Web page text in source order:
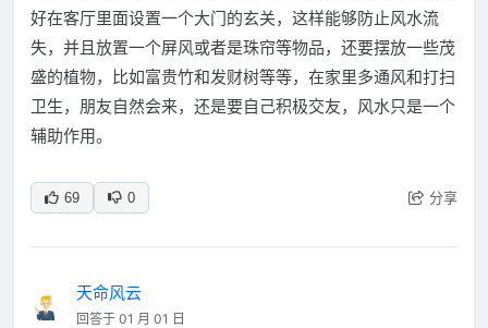
好在客厅里面设置一个大门的玄关，这样能够防止风水流
失，并且放置一个屏风或者是珠帘等物品，还要摆放一些茂
盛的植物，比如富贵竹和发财树等等，在家里多通风和打扫
卫生，朋友自然会来，还是要自己积极交友，风水只是一个
辅助作用。
69 0 分享
天命风云
回答于 01 月 01 日